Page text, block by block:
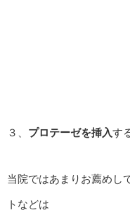
３、 プロテーゼを挿入す
当院ではあまりお薦めし
トなどは